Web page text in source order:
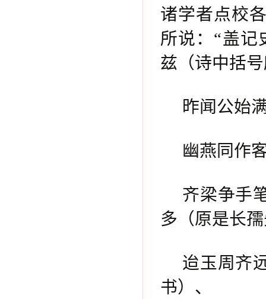
诸学者点校
所说：“盖记
兹（诗中括
昨闻公始
幽燕同作
齐梁争手
多（原是长
迨玉周齐
书）、